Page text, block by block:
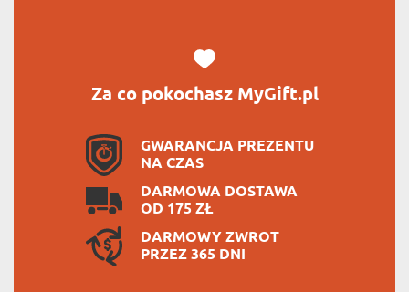
Za co pokochasz MyGift.pl
GWARANCJA PREZENTU
NA CZAS
DARMOWA DOSTAWA
OD 175 ZŁ
DARMOWY ZWROT
PRZEZ 365 DNI